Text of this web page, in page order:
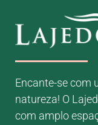
Encante-se com
natureza! O
com amplo